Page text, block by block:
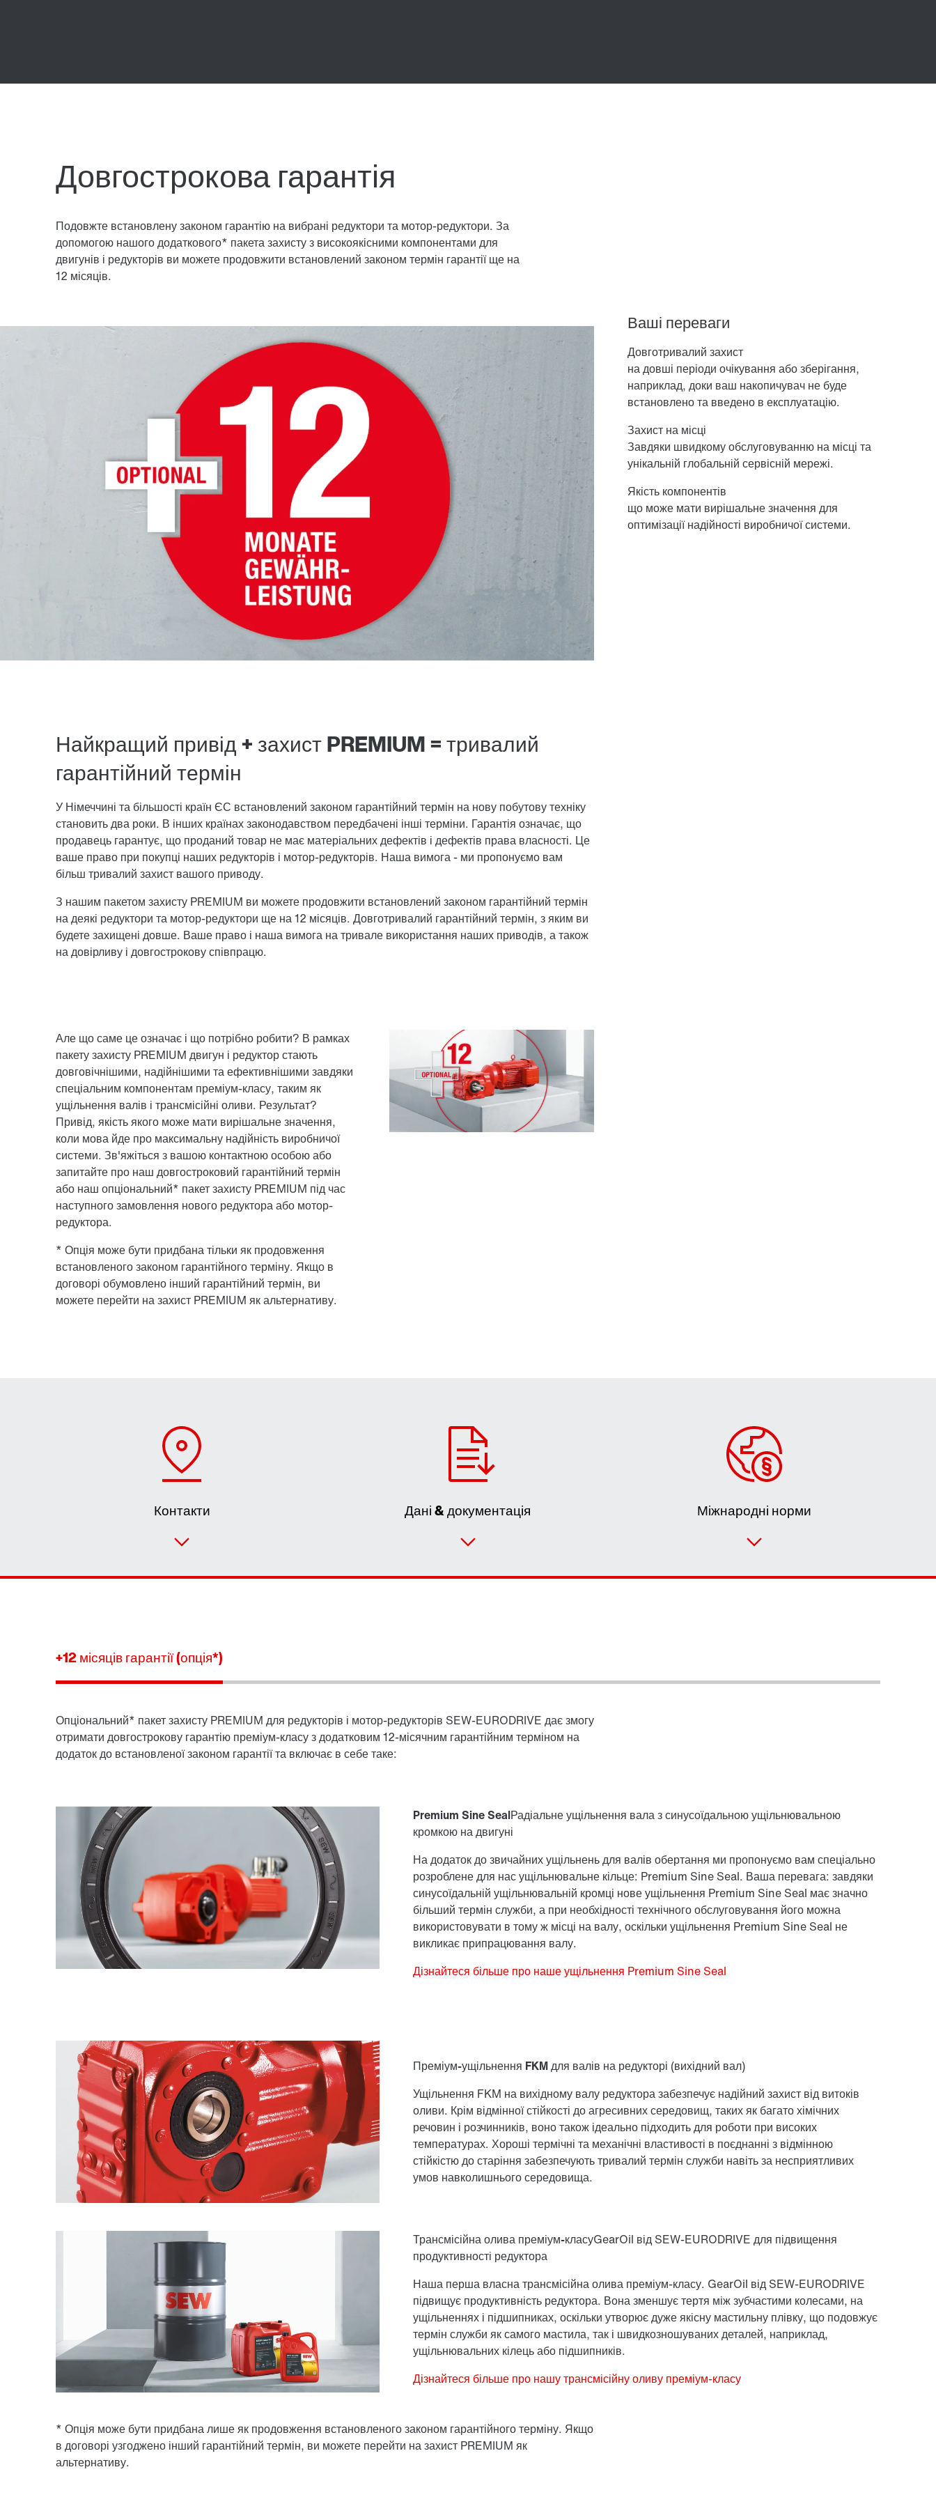
Довгострокова гарантія
Подовжте встановлену законом гарантію на вибрані редуктори та мотор-редуктори. За
допомогою нашого додаткового* пакета захисту з високоякісними компонентами для
двигунів і редукторів ви можете продовжити встановлений законом термін гарантії ще на
12 місяців.
Найкращий привід + захист PREMIUM = тривалий
гарантійний термін
У Німеччині та більшості країн ЄС встановлений законом гарантійний термін на нову побутову техніку
становить два роки. В інших країнах законодавством передбачені інші терміни. Гарантія означає, що
продавець гарантує, що проданий товар не має матеріальних дефектів і дефектів права власності. Це
ваше право при покупці наших редукторів і мотор-редукторів. Наша вимога - ми пропонуємо вам
більш тривалий захист вашого приводу.
З нашим пакетом захисту PREMIUM ви можете продовжити встановлений законом гарантійний термін
на деякі редуктори та мотор-редуктори ще на 12 місяців. Довготривалий гарантійний термін, з яким ви
будете захищені довше. Ваше право і наша вимога на тривале використання наших приводів, а також
на довірливу і довгострокову співпрацю.
Але що саме це означає і що потрібно робити? В рамках
пакету захисту PREMIUM двигун і редуктор стають
довговічнішими, надійнішими та ефективнішими завдяки
спеціальним компонентам преміум-класу, таким як
ущільнення валів і трансмісійні оливи. Результат?
Привід, якість якого може мати вирішальне значення,
коли мова йде про максимальну надійність виробничої
системи. Зв'яжіться з вашою контактною особою або
запитайте про наш довгостроковий гарантійний термін
або наш опціональний* пакет захисту PREMIUM під час
наступного замовлення нового редуктора або мотор-
редуктора.
* Опція може бути придбана тільки як продовження
встановленого законом гарантійного терміну. Якщо в
договорі обумовлено інший гарантійний термін, ви
можете перейти на захист PREMIUM як альтернативу.
Ваші переваги
Довготривалий захист
на довші періоди очікування або зберігання,
наприклад, доки ваш накопичувач не буде
встановлено та введено в експлуатацію.
Захист на місці
Завдяки швидкому обслуговуванню на місці та
унікальній глобальній сервісній мережі.
Якість компонентів
що може мати вирішальне значення для
оптимізації надійності виробничої системи.
Контакти Дані & документація Міжнародні норми
+12 місяців гарантії (опція*)
Опціональний* пакет захисту PREMIUM для редукторів і мотор-редукторів SEW-EURODRIVE дає змогу
отримати довгострокову гарантію преміум-класу з додатковим 12-місячним гарантійним терміном на
додаток до встановленої законом гарантії та включає в себе таке:
Premium Sine SealРадіальне ущільнення вала з синусоїдальною ущільнювальною
кромкою на двигуні
На додаток до звичайних ущільнень для валів обертання ми пропонуємо вам спеціально
розроблене для нас ущільнювальне кільце: Premium Sine Seal. Ваша перевага: завдяки
синусоїдальній ущільнювальній кромці нове ущільнення Premium Sine Seal має значно
більший термін служби, а при необхідності технічного обслуговування його можна
використовувати в тому ж місці на валу, оскільки ущільнення Premium Sine Seal не
викликає припрацювання валу.
Дізнайтеся більше про наше ущільнення Premium Sine Seal
Преміум-ущільнення FKM для валів на редукторі (вихідний вал)
Ущільнення FKM на вихідному валу редуктора забезпечує надійний захист від витоків
оливи. Крім відмінної стійкості до агресивних середовищ, таких як багато хімічних
речовин і розчинників, воно також ідеально підходить для роботи при високих
температурах. Хороші термічні та механічні властивості в поєднанні з відмінною
стійкістю до старіння забезпечують тривалий термін служби навіть за несприятливих
умов навколишнього середовища.
Трансмісійна олива преміум-класуGearOil від SEW-EURODRIVE для підвищення
продуктивності редуктора
Наша перша власна трансмісійна олива преміум-класу. GearOil від SEW-EURODRIVE
підвищує продуктивність редуктора. Вона зменшує тертя між зубчастими колесами, на
ущільненнях і підшипниках, оскільки утворює дуже якісну мастильну плівку, що подовжує
термін служби як самого мастила, так і швидкозношуваних деталей, наприклад,
ущільнювальних кілець або підшипників.
Дізнайтеся більше про нашу трансмісійну оливу преміум-класу
* Опція може бути придбана лише як продовження встановленого законом гарантійного терміну. Якщо
в договорі узгоджено інший гарантійний термін, ви можете перейти на захист PREMIUM як
альтернативу.